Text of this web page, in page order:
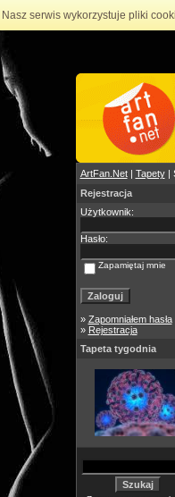
Nasz serwis wykorzystuje pliki
ArtFan.Net| Tapety|
Rejestracja
Użytkownik:
Hasło:
Zapamiętaj mnie
» Zapomniałem hasła
» Rejestracja
Tapeta tygodnia